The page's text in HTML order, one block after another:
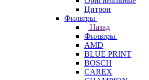
Цитрон
Фильтры
Назад
Фильтры
AMD
BLUE PRINT
BOSCH
CAREX